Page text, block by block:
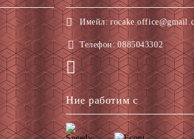
Имейл:
Телефон: 0885043302
Ние работим с